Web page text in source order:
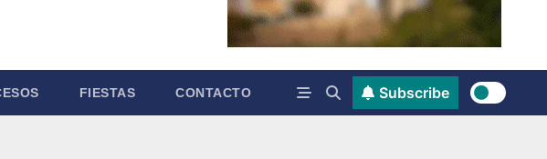
FIESTAS CONTACTO Subscribe